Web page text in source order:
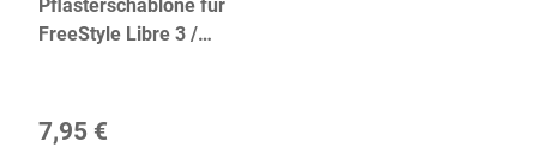
Pflasterschablone für
FreeStyle Libre 3 /
7,95 €